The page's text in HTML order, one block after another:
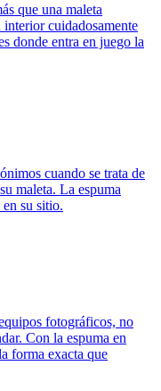
que una maleta
interior cuidadosamente
donde entra en juego la
cuando se trata de
maleta. La espuma
su sitio.
fotográficos, no
Con la espuma en
forma exacta que